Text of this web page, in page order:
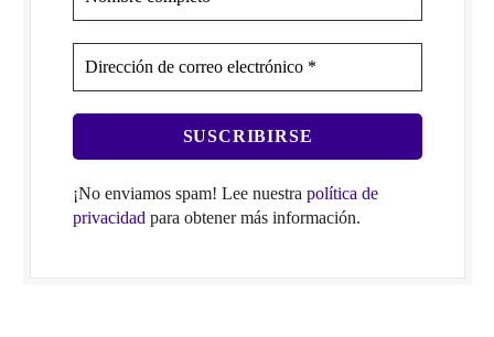
¡No enviamos spam! Lee nuestra política de
privacidad para obtener más información.